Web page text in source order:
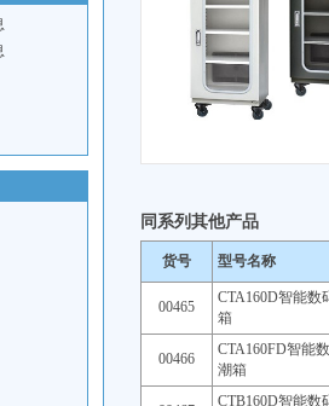
同系列其他产品
货号 型号名称
00465
CTA160D智能数
箱
00466
CTA160FD智能
潮箱
CTB160D智能数